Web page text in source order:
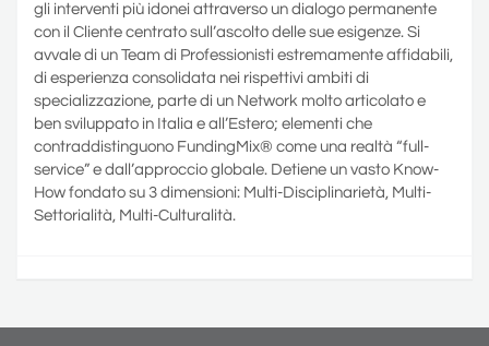
gli interventi più idonei attraverso un dialogo permanente
con il Cliente centrato sull’ascolto delle sue esigenze. Si
avvale di un Team di Professionisti estremamente affidabili,
di esperienza consolidata nei rispettivi ambiti di
specializzazione, parte di un Network molto articolato e
ben sviluppato in Italia e all’Estero; elementi che
contraddistinguono FundingMix® come una realtà “full-
service” e dall’approccio globale. Detiene un vasto Know-
How fondato su 3 dimensioni: Multi-Disciplinarietà, Multi-
Settorialità, Multi-Culturalità.